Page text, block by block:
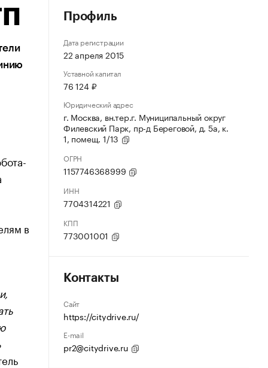
в
Профиль
Дата регистрации
22 апреля 2015
Уставной капитал
76 124 ₽
Юридический адрес
г. Москва, вн.тер.г. Муниципальный округ
Филевский Парк, пр-д Береговой, д. 5а, к.
1, помещ. 1/13
ОГРН
1157746368999
ИНН
7704314221
КПП
773001001
Контакты
Сайт
https://citydrive.ru/
E-mail
pr2@citydrive.ru